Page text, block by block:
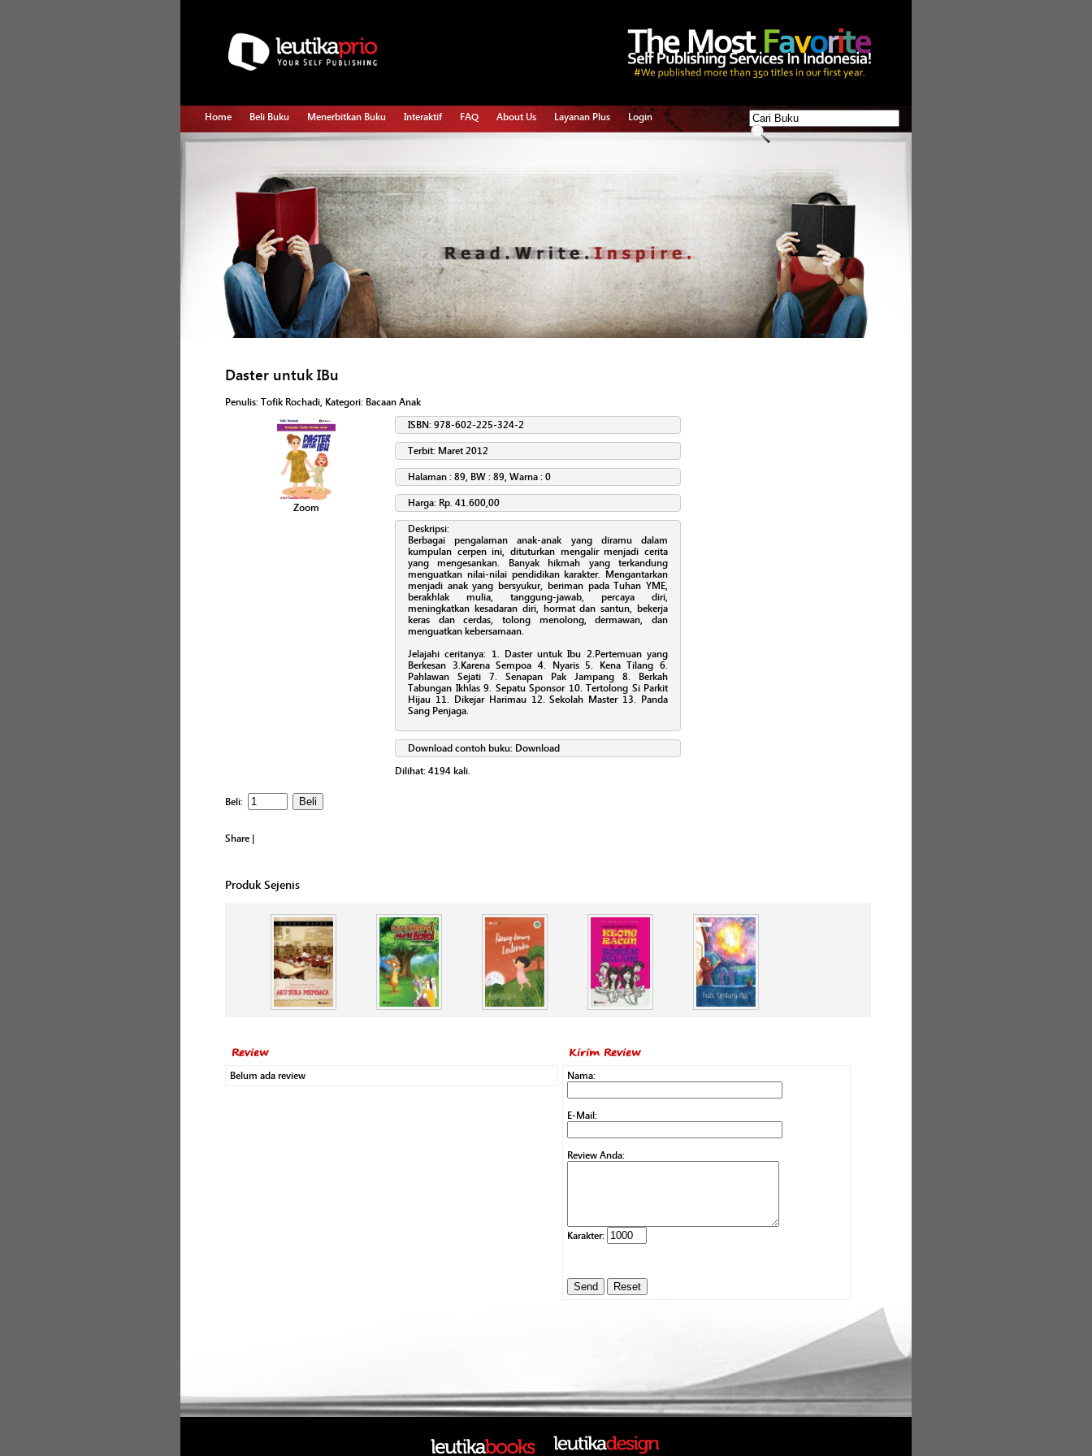
Home Beli Buku Menerbitkan Buku Interaktif FAQ About Us Layanan Plus Login
Daster untuk IBu
Penulis: Tofik Rochadi, Kategori: Bacaan Anak
Zoom
ISBN: 978-602-225-324-2
Terbit: Maret 2012
Halaman : 89, BW : 89, Warna : 0
Harga: Rp. 41.600,00
Deskripsi:
Berbagai pengalaman anak-anak yang diramu dalam
kumpulan cerpen ini, dituturkan mengalir menjadi cerita
yang mengesankan. Banyak hikmah yang terkandung
menguatkan nilai-nilai pendidikan karakter. Mengantarkan
menjadi anak yang bersyukur, beriman pada Tuhan YME,
berakhlak mulia, tanggung-jawab, percaya diri,
meningkatkan kesadaran diri, hormat dan santun, bekerja
keras dan cerdas, tolong menolong, dermawan, dan
menguatkan kebersamaan.
Jelajahi ceritanya: 1. Daster untuk Ibu 2.Pertemuan yang
Berkesan 3.Karena Sempoa 4. Nyaris 5. Kena Tilang 6.
Pahlawan Sejati 7. Senapan Pak Jampang 8. Berkah
Tabungan Ikhlas 9. Sepatu Sponsor 10. Tertolong Si Parkit
Hijau 11. Dikejar Harimau 12. Sekolah Master 13. Panda
Sang Penjaga.
Download contoh buku: Download
Dilihat: 4194 kali.
Beli:
Share |
Produk Sejenis
Review
Belum ada review
Kirim Review
Nama:
E-Mail:
Review Anda:
Karakter: